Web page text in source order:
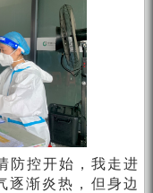
防控开始，我走进
逐渐炎热，但身边